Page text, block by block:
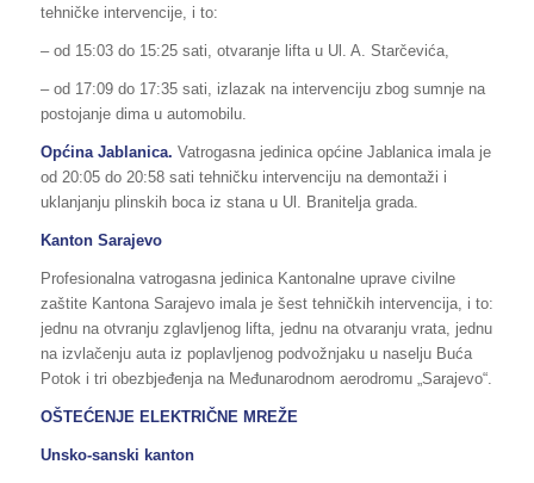
tehničke intervencije, i to:
– od 15:03 do 15:25 sati, otvaranje lifta u Ul. A. Starčevića,
– od 17:09 do 17:35 sati, izlazak na intervenciju zbog sumnje na
postojanje dima u automobilu.
Općina Jablanica. Vatrogasna jedinica općine Jablanica imala je
od 20:05 do 20:58 sati tehničku intervenciju na demontaži i
uklanjanju plinskih boca iz stana u Ul. Branitelja grada.
Kanton Sarajevo
Profesionalna vatrogasna jedinica Kantonalne uprave civilne
zaštite Kantona Sarajevo imala je šest tehničkih intervencija, i to:
jednu na otvranju zglavljenog lifta, jednu na otvaranju vrata, jednu
na izvlačenju auta iz poplavljenog podvožnjaku u naselju Buća
Potok i tri obezbjeđenja na Međunarodnom aerodromu „Sarajevo“.
OŠTEĆENJE ELEKTRIČNE MREŽE
Unsko-sanski kanton